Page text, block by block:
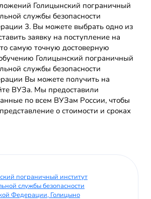
Голицынский пограничный
службы безопасности
3. Вы можете выбрать одно из
заявку на поступление на
самую точную достоверную
Голицынский пограничный
службы безопасности
Вы можете получить на
ВУЗа. Мы предоставили
по всем ВУЗам России, чтобы
о стоимости и сроках
пограничный институт
службы безопасности
Федерации, Голицыно